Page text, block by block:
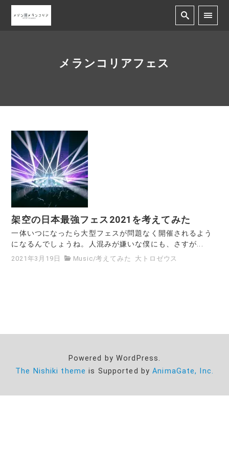
メランコリアフェス
架空の日本最強フェス2021を考えてみた
一体いつになったら大型フェスが問題なく開催されるよう
になるんでしょうね。人混みが嫌いな僕にも、さすが...
2021年3月19日 Music/考えてみた 大トロゼウス
Powered by WordPress.
The Nishiki theme is Supported byAnimaGate, Inc.